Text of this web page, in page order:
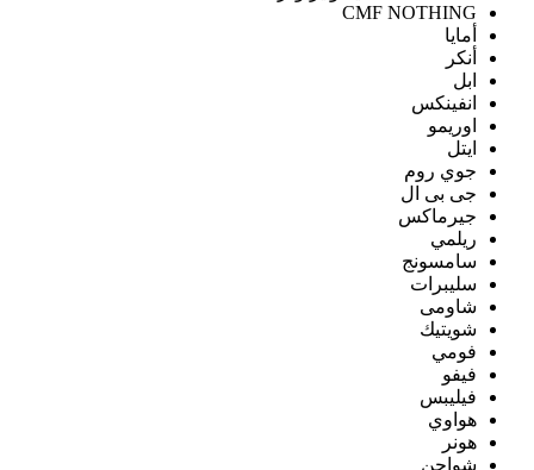
CMF NOTHING
أمايا
أنكر
ابل
انفينكس
اوريمو
ايتل
جوي روم
جى بى ال
جيرماكس
ريلمي
سامسونج
سليبرات
شاومى
شويتيك
فومي
فيفو
فيليبس
هواوي
هونر
شواحن